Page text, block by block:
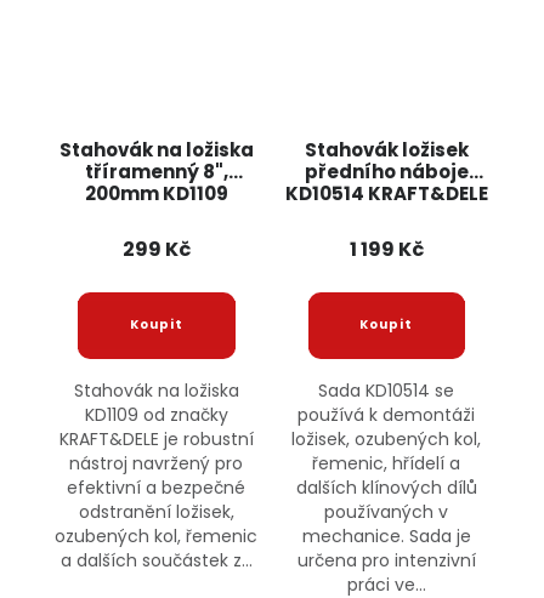
Stahovák na ložiska
tříramenný 8",
200mm KD1109
299 Kč
Stahovák na ložiska
KD1109 od značky
KRAFT&DELE je robustní
nástroj navržený pro
efektivní a bezpečné
odstranění ložisek,
ozubených kol, řemenic
a dalších součástek z...
Stahovák ložisek
předního náboje
KD10514 KRAFT&DELE
1 199 Kč
Sada KD10514 se
používá k demontáži
ložisek, ozubených kol,
řemenic, hřídelí a
dalších klínových dílů
používaných v
mechanice. Sada je
určena pro intenzivní
práci ve...